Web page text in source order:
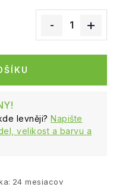
levněji? Napište
velikost a barvu a
: 24 mesiacov